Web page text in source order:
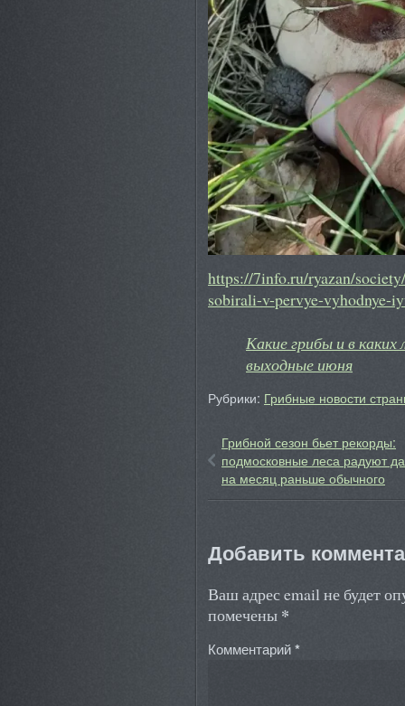
https://7info.ru/ryazan/
sobirali-v-pervye-vyhodnye-
Какие грибы и в каких
выходные июня
Рубрики: Грибные новости
Грибной сезон бьет рекорды:
подмосковные леса радуют
на месяц раньше обычного
Добавить
Ваш адрес email не будет
помечены *
Комментарий*